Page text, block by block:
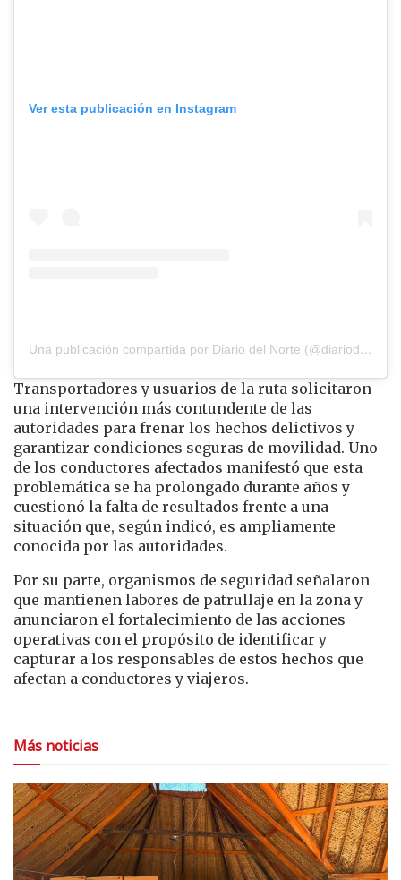
Ver esta publicación en Instagram
Una publicación compartida por Diario del Norte (@diariodelnorte)
Transportadores y usuarios de la ruta solicitaron
una intervención más contundente de las
autoridades para frenar los hechos delictivos y
garantizar condiciones seguras de movilidad. Uno
de los conductores afectados manifestó que esta
problemática se ha prolongado durante años y
cuestionó la falta de resultados frente a una
situación que, según indicó, es ampliamente
conocida por las autoridades.
Por su parte, organismos de seguridad señalaron
que mantienen labores de patrullaje en la zona y
anunciaron el fortalecimiento de las acciones
operativas con el propósito de identificar y
capturar a los responsables de estos hechos que
afectan a conductores y viajeros.
Más noticias